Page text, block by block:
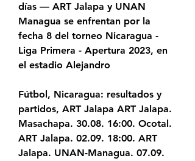
días — ART Jalapa y UNAN
Managua se enfrentan por la
fecha 8 del torneo Nicaragua -
Liga Primera - Apertura 2023, en
el estadio Alejandro
Fútbol, Nicaragua: resultados y
partidos, ART Jalapa ART Jalapa.
Masachapa. 30.08. 16:00. Ocotal.
ART Jalapa. 02.09. 18:00. ART
Jalapa. UNAN-Managua. 07.09.